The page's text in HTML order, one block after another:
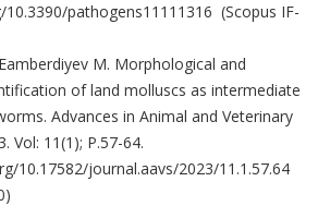
pathogens11111316 (Scopus IF-
M. Morphological and
of land molluscs as intermediate
Advances in Animal and Veterinary
Vol: 11(1); P.57-64.
10.17582/journal.aavs/2023/11.1.57.64